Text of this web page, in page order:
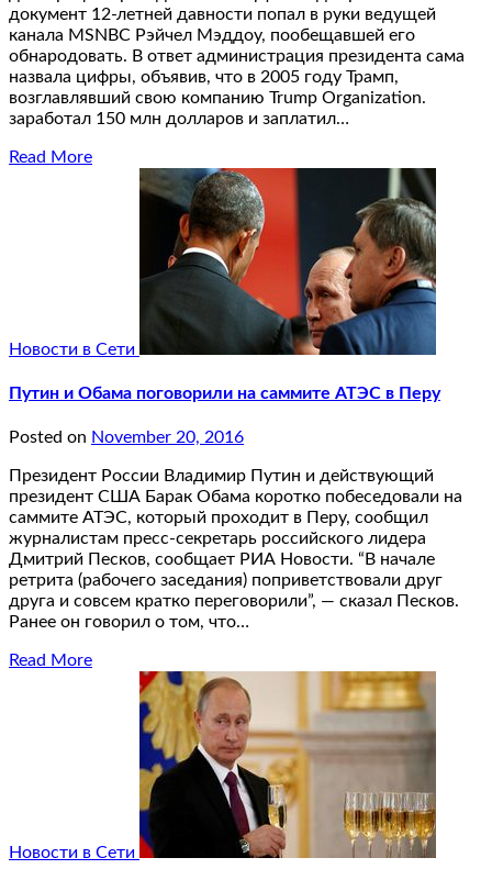
документ 12-летней давности попал в руки ведущей
канала MSNBC Рэйчел Мэддоу, пообещавшей его
обнародовать. В ответ администрация президента сама
назвала цифры, объявив, что в 2005 году Трамп,
возглавлявший свою компанию Trump Organization.
заработал 150 млн долларов и заплатил…
Read More
Новости в Сети
Путин и Обама поговорили на саммите АТЭС в Перу
Posted on November 20, 2016
Президент России Владимир Путин и действующий
президент США Барак Обама коротко побеседовали на
саммите АТЭС, который проходит в Перу, сообщил
журналистам пресс-секретарь российского лидера
Дмитрий Песков, сообщает РИА Новости. “В начале
ретрита (рабочего заседания) поприветствовали друг
друга и совсем кратко переговорили”, — сказал Песков.
Ранее он говорил о том, что…
Read More
Новости в Сети